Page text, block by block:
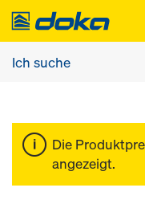
Die
angezeigt.